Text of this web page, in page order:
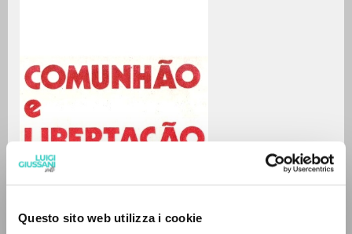
Questo sito web utilizza i cookie